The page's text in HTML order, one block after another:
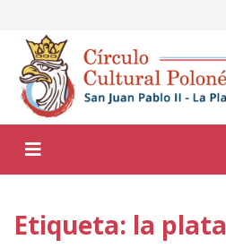
Etiqueta: la plata